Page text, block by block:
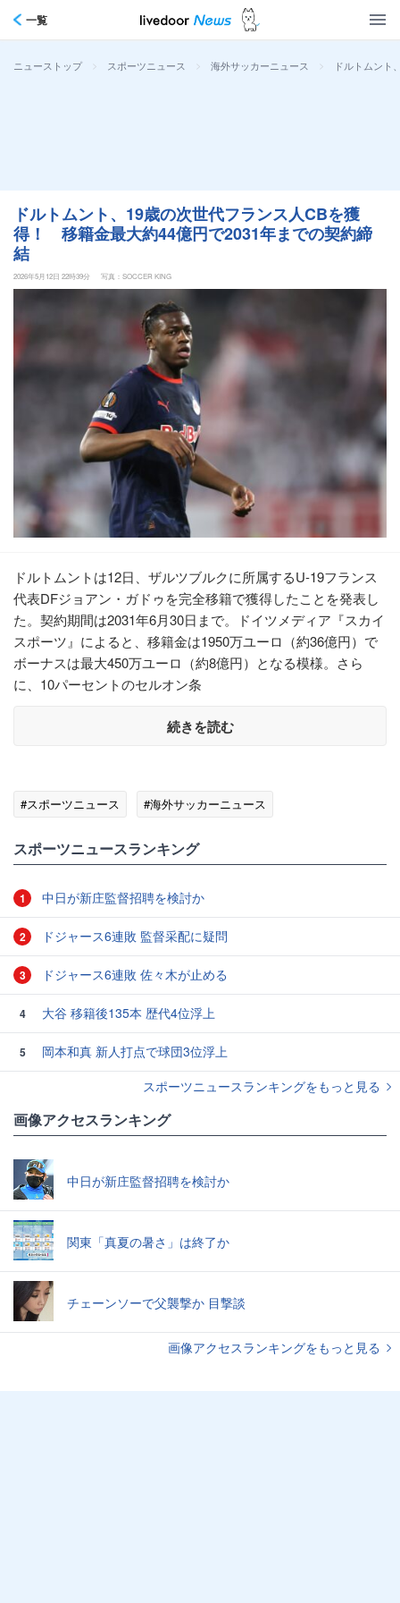
一覧
ニューストップ > スポーツニュース > 海外サッカーニュース > ドルトムン
ドルトムント、19歳の次世代フランス人CBを獲
得！ 移籍金最大約44億円で2031年までの契約締
結
2026年5月12日 22時39分 写真：SOCCER KING
ドルトムントは12日、ザルツブルクに所属するU-19フランス
代表DFジョアン・ガドゥを完全移籍で獲得したことを発表し
た。契約期間は2031年6月30日まで。ドイツメディア『スカイ
スポーツ』によると、移籍金は1950万ユーロ（約36億円）で
ボーナスは最大450万ユーロ（約8億円）となる模様。さら
に、10パーセントのセルオン条
続きを読む
#スポーツニュース #海外サッカーニュース
スポーツニュースランキング
1 中日が新庄監督招聘を検討か
2 ドジャース6連敗 監督采配に疑問
3 ドジャース6連敗 佐々木が止める
4 大谷 移籍後135本 歴代4位浮上
5
岡本和真 新人打点で球団3位浮上
スポーツニュースランキングをもっと見る
画像アクセスランキング
中日が新庄監督招聘を検討か
関東「真夏の暑さ」は終了か
チェーンソーで父襲撃か 目撃談
画像アクセスランキングをもっと見る